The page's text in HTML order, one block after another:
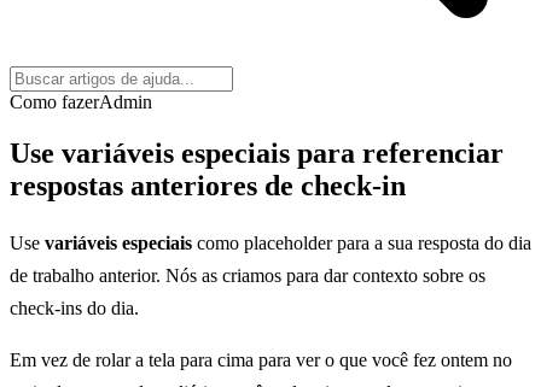
Como fazerAdmin
Use variáveis especiais para referenciar
respostas anteriores de check-in
Use variáveis especiais como placeholder para a sua resposta do dia
de trabalho anterior. Nós as criamos para dar contexto sobre os
check-ins do dia.
Em vez de rolar a tela para cima para ver o que você fez ontem no